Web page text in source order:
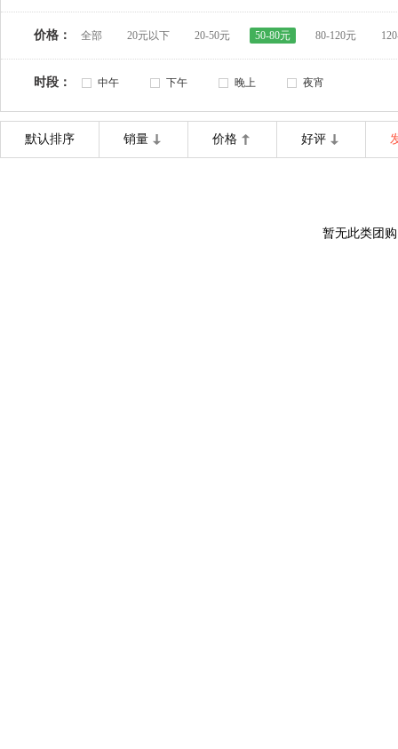
价格： 全部 20元以下 20-50元 50-80元 80-120元
时段： 中午 下午 晚上 夜宵
默认排序 销量 价格 好评
暂无此类团